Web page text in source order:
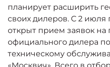
от 2
Кредитные программы
Помощь на дорогах
КОНТАКТЫ
планирует расширить
своих дилеров. С 2 июля
открыт прием заявок на
официального дилера
техническому